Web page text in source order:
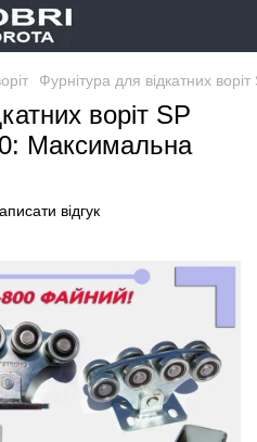
Фурнітура для відкатних
воріт SP
Максимальна
відгук